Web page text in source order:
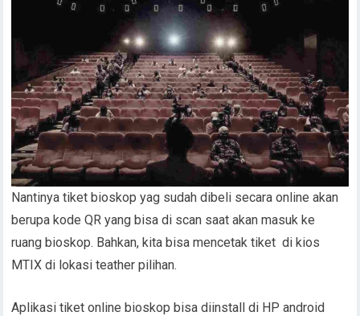
Nantinya tiket bioskop yag sudah dibeli secara online akan
berupa kode QR yang bisa di scan saat akan masuk ke
ruang bioskop. Bahkan, kita bisa mencetak tiket di kios
MTIX di lokasi teather pilihan.
Aplikasi tiket online bioskop bisa diinstall di HP android